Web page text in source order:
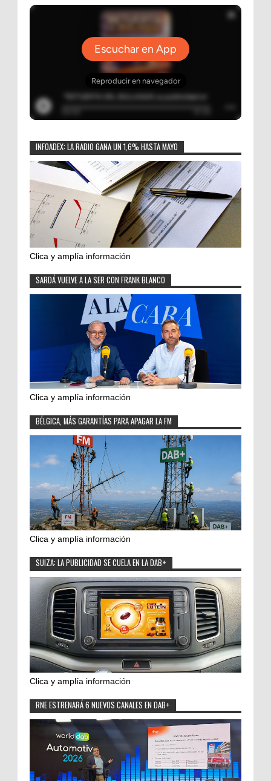
INFOADEX: LA RADIO GANA UN 1,6% HASTA MAYO
Clica y amplía información
SARDÁ VUELVE A LA SER CON FRANK BLANCO
Clica y amplía información
BÉLGICA, MÁS GARANTÍAS PARA APAGAR LA FM
Clica y amplía información
SUIZA: LA PUBLICIDAD SE CUELA EN LA DAB+
Clica y amplía información
RNE ESTRENARÁ 6 NUEVOS CANALES EN DAB+